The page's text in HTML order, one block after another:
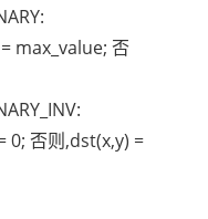
max_value; 否
0; 否则,dst(x,y) =